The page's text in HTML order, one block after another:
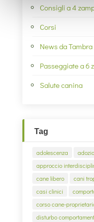
Consigli a 4
Corsi
News da Tambra
Passeggiate a 6
Salute canina
Tag
adolescenza
approccio
cane libero
cani
casi clinici
corso cane-
disturbo